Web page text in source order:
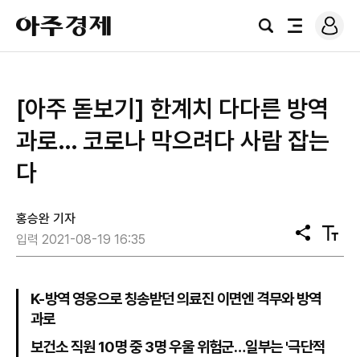
아
주
경
검
전
로
그
[아주 돋보기] 한계치 다다른 방역
과로… 코로나 막으려다 사람 잡는
다
홍승완 기자
입력 2021-08-19 16:35
공
유
텍
스
K-방역 영웅으로 칭송받던 의료진 이면엔 격무와 방역
과로
보건소 직원 10명 중 3명 우울 위험군…일부는 '극단적